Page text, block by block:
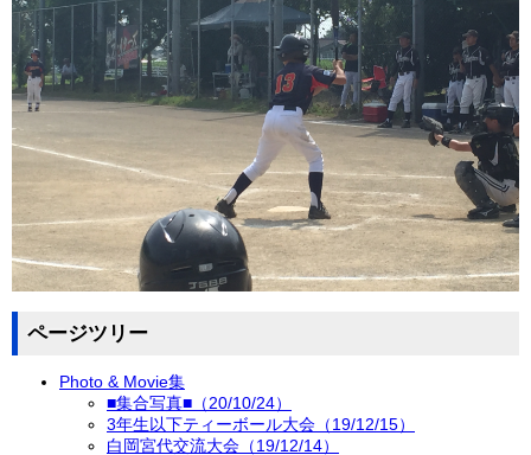
ページツリー
Photo & Movie集
■集合写真■（20/10/24）
3年生以下ティーボール大会（19/12/15）
白岡宮代交流大会（19/12/14）